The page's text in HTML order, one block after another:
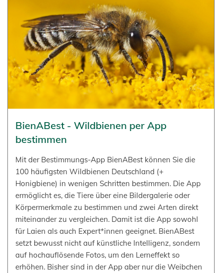
BienABest - Wildbienen per App
bestimmen
Mit der Bestimmungs-App BienABest können Sie die
100 häufigsten Wildbienen Deutschland (+
Honigbiene) in wenigen Schritten bestimmen. Die App
ermöglicht es, die Tiere über eine Bildergalerie oder
Körpermerkmale zu bestimmen und zwei Arten direkt
miteinander zu vergleichen. Damit ist die App sowohl
für Laien als auch Expert*innen geeignet. BienABest
setzt bewusst nicht auf künstliche Intelligenz, sondern
auf hochauflösende Fotos, um den Lerneffekt so
erhöhen. Bisher sind in der App aber nur die Weibchen